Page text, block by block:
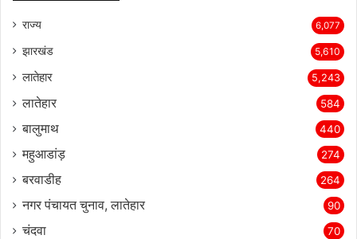
राज्‍य 6,077
झारखंड 5,610
लातेहार 5,243
लातेहार 584
बालुमाथ 440
महुआडांड़ 274
बरवाडीह 264
नगर पंचायत चुनाव, लातेहार 90
चंदवा 70